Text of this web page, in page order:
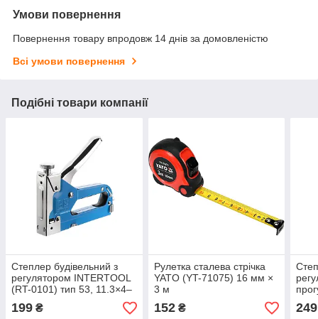
Умови повернення
Повернення товару впродовж 14 днів за домовленістю
Всі умови повернення
Подібні товари компанії
Степлер будівельний з
регулятором INTERTOOL
(RT-0101) тип 53, 11.3×4–
14 мм
199 ₴
Рулетка сталева стрічка
YATO (YT-71075) 16 мм ×
3 м
152₴
тип
249